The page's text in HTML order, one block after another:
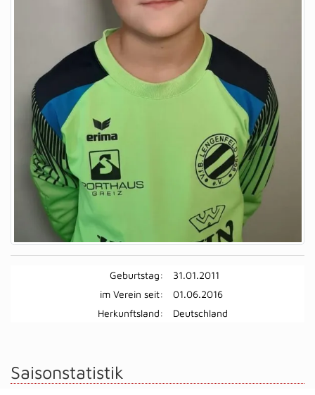
Geburtstag:
31.01.2011
im Verein seit:
01.06.2016
Herkunftsland:
Deutschland
Saisonstatistik